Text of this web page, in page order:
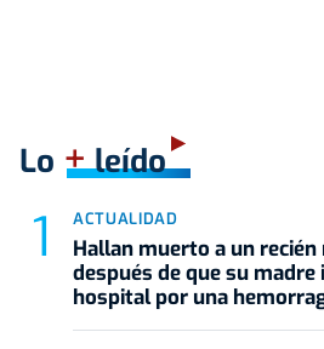
Lo +leído
ACTUALIDAD
Hallan muerto a un
después de que su madre
hospital por una